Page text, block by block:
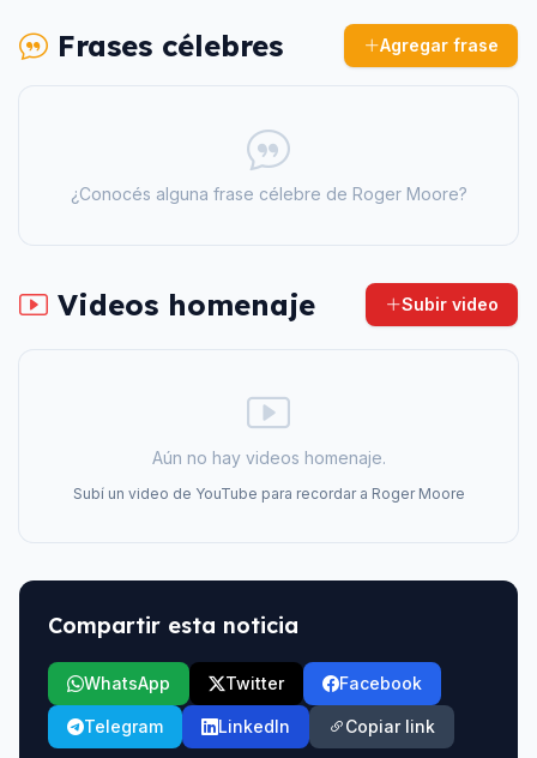
Frases célebres Agregar frase
¿Conocés alguna frase célebre de Roger Moore?
Videos homenaje Subir video
Aún no hay videos homenaje.
Subí un video de YouTube para recordar a Roger Moore
Compartir esta noticia
WhatsApp Twitter Facebook
Telegram LinkedIn Copiar link